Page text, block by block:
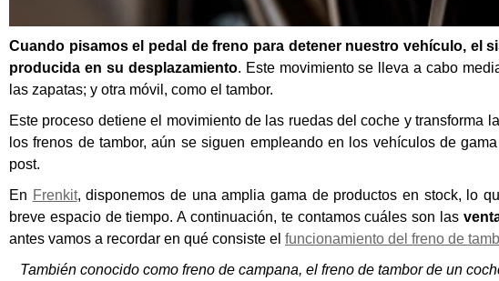
Cuando pisamos el pedal de freno para detener nuestro vehículo, el
producida en su desplazamiento. Este movimiento se lleva a cabo
las zapatas; y otra móvil, como el tambor.
Este proceso detiene el movimiento de las ruedas del coche y transforma
los frenos de tambor, aún se siguen empleando en los vehículos de
post.
En Frenkit, disponemos de una amplia gama de productos en stock, lo
breve espacio de tiempo. A continuación, te contamos cuáles son las
antes vamos a recordar en qué consiste el funcionamiento del freno de
También conocido como freno de campana, el freno de tambor de un